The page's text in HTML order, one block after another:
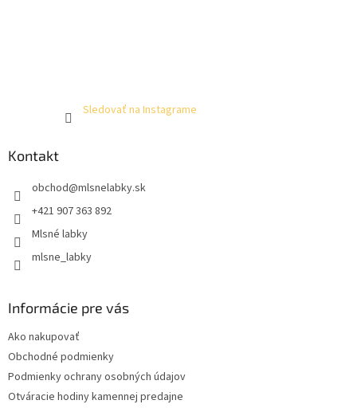
Sledovať na Instagrame
Kontakt
obchod@mlsnelabky.sk
+421 907 363 892
Mlsné labky
mlsne_labky
Informácie pre vás
Ako nakupovať
Obchodné podmienky
Podmienky ochrany osobných údajov
Otváracie hodiny kamennej predajne